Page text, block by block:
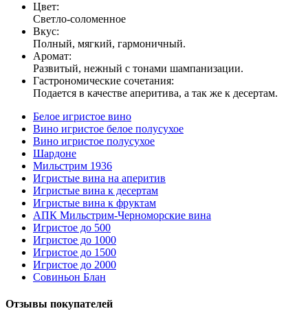
Цвет:
Светло-соломенное
Вкус:
Полный, мягкий, гармоничный.
Аромат:
Развитый, нежный с тонами шампанизации.
Гастрономические сочетания:
Подается в качестве аперитива, а так же к десертам.
Белое игристое вино
Вино игристое белое полусухое
Вино игристое полусухое
Шардоне
Мильстрим 1936
Игристые вина на аперитив
Игристые вина к десертам
Игристые вина к фруктам
АПК Мильстрим-Черноморские вина
Игристое до 500
Игристое до 1000
Игристое до 1500
Игристое до 2000
Совиньон Блан
Отзывы покупателей